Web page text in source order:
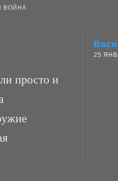
ВОЙНА
просто и
25